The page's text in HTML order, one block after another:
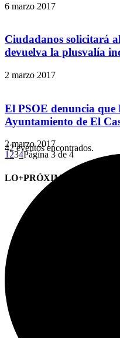
6 marzo 2017
Ciudadanos solicitará
devuelva la plusvalía
2 marzo 2017
El PSOE denuncia que
Ayuntamiento de El
2 marzo 2017
1234Página 3 de 4
LO+PRÓXIMO (CITAS)
42 eventos encontrados.